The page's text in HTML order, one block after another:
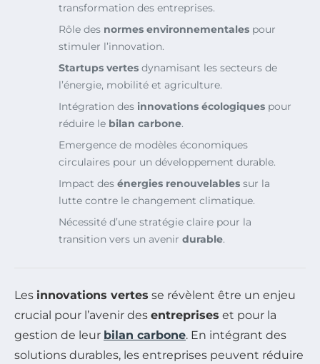
transformation des entreprises.
Rôle des normes environnementales pour
stimuler l’innovation.
Startups vertes dynamisant les secteurs de
l’énergie, mobilité et agriculture.
Intégration des innovations écologiques pour
réduire le bilan carbone.
Emergence de modèles économiques
circulaires pour un développement durable.
Impact des énergies renouvelables sur la
lutte contre le changement climatique.
Nécessité d’une stratégie claire pour la
transition vers un avenir durable.
Les innovations vertes se révèlent être un enjeu
crucial pour l’avenir des entreprises et pour la
gestion de leur bilan carbone. En intégrant des
solutions durables, les entreprises peuvent réduire